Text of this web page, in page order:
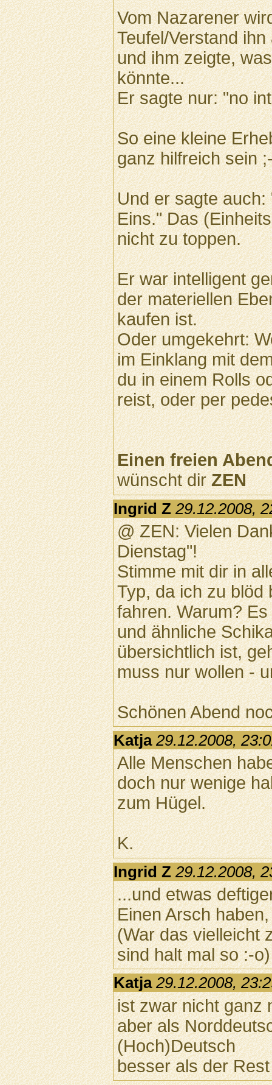
Vom Nazarener
Teufel/Verstand
und ihm zeigte,
könnte...
Er sagte nur: "no
So eine kleine
ganz hilfreich sein
Und er sagte
Eins." Das
nicht zu toppen.
Er war intelligent
der materiellen
kaufen ist.
Oder umgekehrt:
im Einklang mit
du in einem Rolls
reist, oder per
Einen freien
wünscht dirZEN
Ingrid Z 29.12.2008,
@ ZEN: Vielen
Dienstag"!
Stimme mit dir in
Typ, da ich zu blöd
fahren. Warum?
und ähnliche
übersichtlich ist,
muss nur wollen -
Schönen Abend
Katja 29.12.2008,
Alle Menschen
doch nur wenige
zum Hügel.
K.
Ingrid Z 29.12.2008,
...und etwas
Einen Arsch
(War das vielleicht
sind halt mal so :-o)
Katja 29.12.2008,
ist zwar nicht ganz
aber als
(Hoch)Deutsch
besser als der